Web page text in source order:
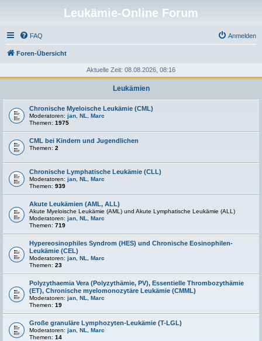
Leukämie-Online Forum
FAQ Anmelden
Foren-Übersicht
Aktuelle Zeit: 08.08.2026, 08:16
Leukämien
Chronische Myeloische Leukämie (CML)
Moderatoren: jan NL
Marc
Themen: 1975
CML bei Kindern und Jugendlichen
Themen: 2
Chronische Lymphatische Leukämie (CLL)
Moderatoren: jan NL
Marc
Themen: 939
Akute Leukämien (AML, ALL)
Akute Myeloische Leukämie (AML) und Akute Lymphatische Leukämie (ALL)
Moderatoren: jan NL
Marc
Themen: 719
Hypereosinophiles Syndrom (HES) und Chronische Eosinophilen-
Leukämie (CEL)
Moderatoren: jan NL
Marc
Themen: 23
Polyzythaemia Vera (Polyzythämie, PV), Essentielle Thrombozythämie
(ET), Chronische myelomonozytäre Leukämie (CMML)
Moderatoren: jan NL
Marc
Themen: 19
Große granuläre Lymphozyten-Leukämie (T-LGL)
Moderatoren: jan NL
Marc
Themen: 14